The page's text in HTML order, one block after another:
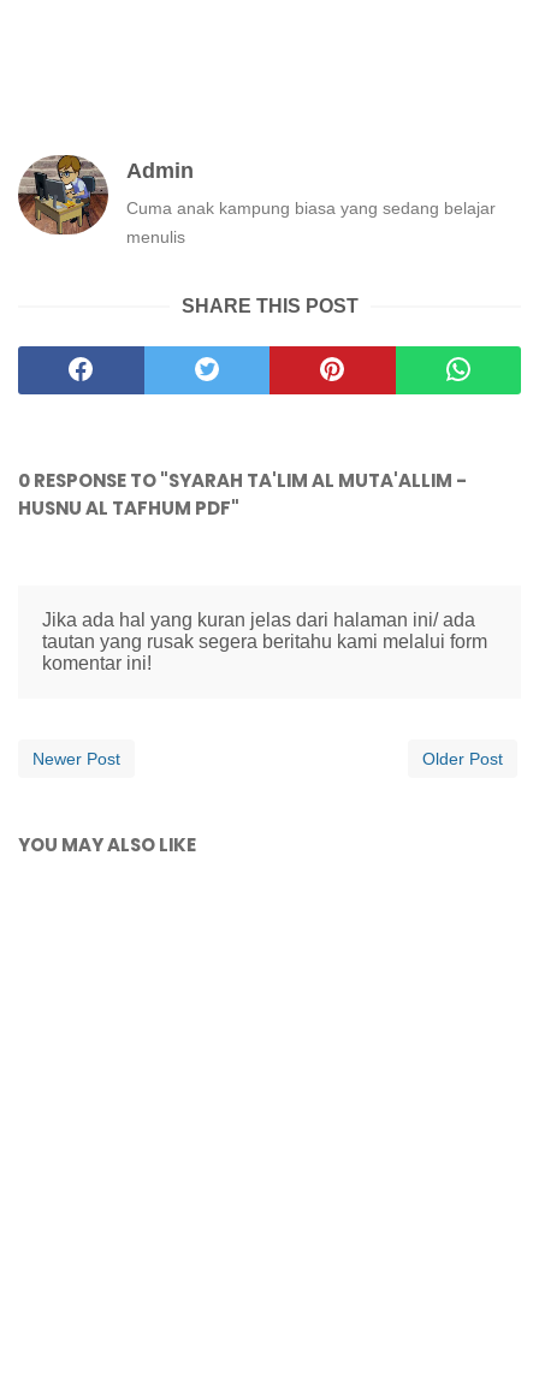
Admin
Cuma anak kampung biasa yang sedang belajar
menulis
SHARE THIS POST
0 RESPONSE TO "SYARAH TA'LIM AL MUTA'ALLIM -
HUSNU AL TAFHUM PDF"
Jika ada hal yang kuran jelas dari halaman ini/ ada
tautan yang rusak segera beritahu kami melalui form
komentar ini!
Newer Post Older Post
YOU MAY ALSO LIKE